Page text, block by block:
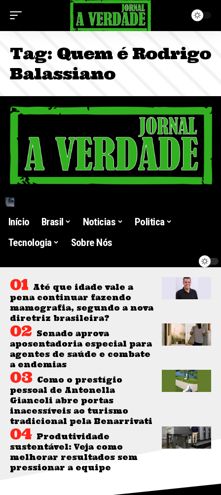
Tag: Quem é Rodrigo
Balassiano
Início Brasil Noticias
Politica
Tecnologia
Sobre Nós
Até que idade vale a
pena continuar fazendo
mamografia, segundo a nova
diretriz brasileira?
Senado aprova
aposentadoria especial para
agentes de saúde e combate
a endemias
Como o prestígio
pessoal de Antonella
Giancoli abre portas
inacessíveis ao turismo
tradicional pela Benarrivati
Produtividade
sustentável: Veja como
melhorar resultados sem
pressionar a equipe